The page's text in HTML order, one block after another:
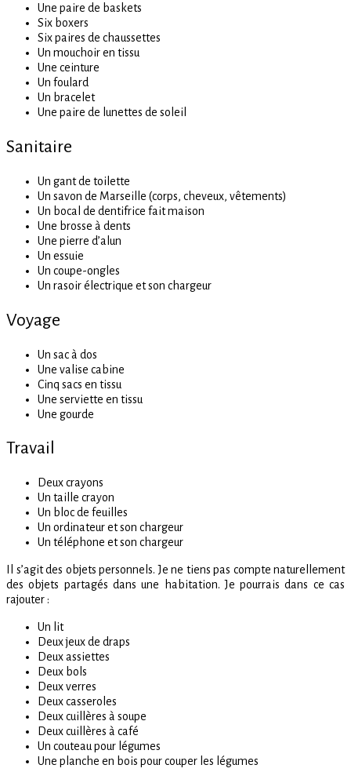
Une paire de baskets
Six boxers
Six paires de chaussettes
Un mouchoir en tissu
Une ceinture
Un foulard
Un bracelet
Une paire de lunettes de soleil
Sanitaire
Un gant de toilette
Un savon de Marseille (corps, cheveux, vêtements)
Un bocal de dentifrice fait maison
Une brosse à dents
Une pierre d’alun
Un essuie
Un coupe-ongles
Un rasoir électrique et son chargeur
Voyage
Un sac à dos
Une valise cabine
Cinq sacs en tissu
Une serviette en tissu
Une gourde
Travail
Deux crayons
Un taille crayon
Un bloc de feuilles
Un ordinateur et son chargeur
Un téléphone et son chargeur
Il s’agit des objets personnels. Je ne tiens pas compte naturellement
des objets partagés dans une habitation. Je pourrais dans ce cas
rajouter :
Un lit
Deux jeux de draps
Deux assiettes
Deux bols
Deux verres
Deux casseroles
Deux cuillères à soupe
Deux cuillères à café
Un couteau pour légumes
Une planche en bois pour couper les légumes